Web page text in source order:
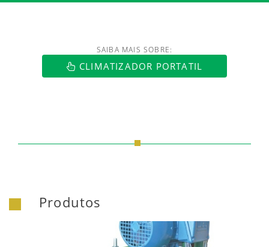
SAIBA MAIS SOBRE:
CLIMATIZADOR PORTATIL
Produtos